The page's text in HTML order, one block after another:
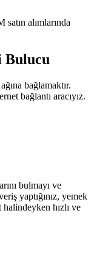
alımlarında
Bulucu
bağlamaktır.
bağlantı aracıyız.
bulmayı ve
yaptığınız, yemek
hızlı ve